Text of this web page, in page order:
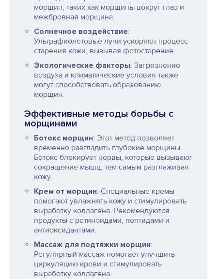
морщин, таких как морщины вокруг глаз и
межбровная морщина.
Солнечное воздействие:
Ультрафиолетовые лучи ускоряют процесс
старения кожи, вызывая фотостарение.
Экологические факторы: Загрязнение
воздуха и климатические условия также
могут способствовать образованию
морщин.
Эффективные методы борьбы с
морщинами
Ботокс морщин: Этот метод позволяет
временно разгладить глубокие морщины.
Ботокс блокирует нервы, которые вызывают
сокращение мышц, тем самым разглаживая
кожу.
Крем от морщин: Специальные кремы
помогают увлажнять кожу и стимулировать
выработку коллагена. Рекомендуются
продукты с ретиноидами, пептидами и
антиоксидантами.
Массаж для подтяжки морщин:
Регулярный массаж помогает улучшить
циркуляцию крови и стимулировать
выработку коллагена.